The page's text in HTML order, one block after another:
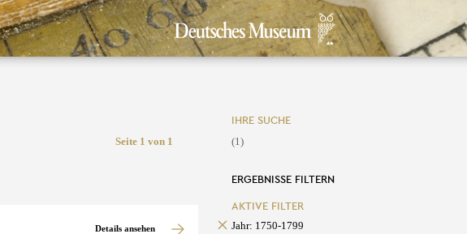
Seite 1 von 1
Details ansehen
IHRE SUCHE
(1)
ERGEBNISSE FILTERN
AKTIVE FILTER
Jahr: 1750-1799